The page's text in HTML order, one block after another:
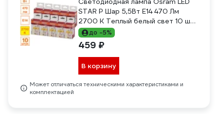
STAR P Шар 5,5Вт E14 470 Лм
2700 К Теплый белый свет 10 шт
4052899971837
до -5%
459 ₽
В корзину
Может отличаться техническими характеристиками и
комплектацией